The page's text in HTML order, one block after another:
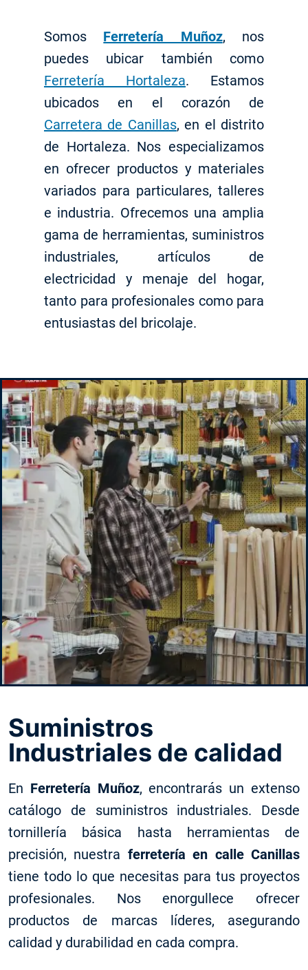
Somos Ferretería Muñoz, nos
puedes ubicar también como
Ferretería Hortaleza. Estamos
ubicados en el corazón de
Carretera de Canillas, en el distrito
de Hortaleza. Nos especializamos
en ofrecer productos y materiales
variados para particulares, talleres
e industria. Ofrecemos una amplia
gama de herramientas, suministros
industriales, artículos de
electricidad y menaje del hogar,
tanto para profesionales como para
entusiastas del bricolaje.
Suministros
Industriales de calidad
En Ferretería Muñoz, encontrarás un extenso
catálogo de suministros industriales. Desde
tornillería básica hasta herramientas de
precisión, nuestra ferretería en calle Canillas
tiene todo lo que necesitas para tus proyectos
profesionales. Nos enorgullece ofrecer
productos de marcas líderes, asegurando
calidad y durabilidad en cada compra.